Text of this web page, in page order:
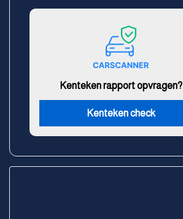
Kenteken rapport opvragen?
Kenteken check